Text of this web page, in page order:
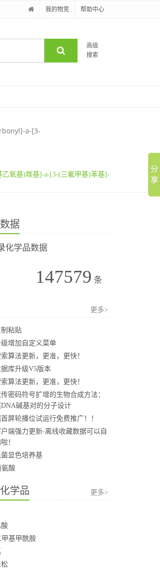
我的物竞 帮助中心
高级
搜索
a-[3-
乙氧基)羰基]-a-[3-(三氟甲基)苯基]-
据
化学品数据
147579 条
更多>
粘贴
增加自定义菜单
算法更新，更准，更快！
库升级V5版本
算法更新，更准，更快！
密码符号扩增的生物合成方法：
碱基对的分子设计
屏轮播位试运行免费推广！！
端强力更新-离线收藏数据可以自
！
显色培养基
酸
学品 更多>
基甲酰胺